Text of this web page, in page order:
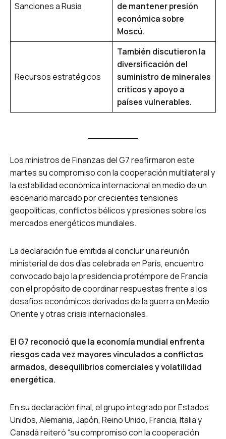
Sanciones a Rusia
de mantener presión
económica sobre
Moscú.
Recursos estratégicos
También discutieron la
diversificación del
suministro de minerales
críticos y apoyo a
países vulnerables.
Los ministros de Finanzas del G7 reafirmaron este
martes su compromiso con la cooperación multilateral y
la estabilidad económica internacional en medio de un
escenario marcado por crecientes tensiones
geopolíticas, conflictos bélicos y presiones sobre los
mercados energéticos mundiales.
La declaración fue emitida al concluir una reunión
ministerial de dos días celebrada en París, encuentro
convocado bajo la presidencia protémpore de Francia
con el propósito de coordinar respuestas frente a los
desafíos económicos derivados de la guerra en Medio
Oriente y otras crisis internacionales.
El G7 reconoció que la economía mundial enfrenta
riesgos cada vez mayores vinculados a conflictos
armados, desequilibrios comerciales y volatilidad
energética.
En su declaración final, el grupo integrado por Estados
Unidos, Alemania, Japón, Reino Unido, Francia, Italia y
Canadá reiteró “su compromiso con la cooperación